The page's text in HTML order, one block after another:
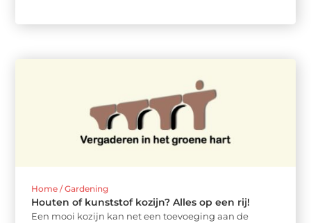
Home / Gardening
Houten of kunststof kozijn? Alles op een rij!
Een mooi kozijn kan net een toevoeging aan de